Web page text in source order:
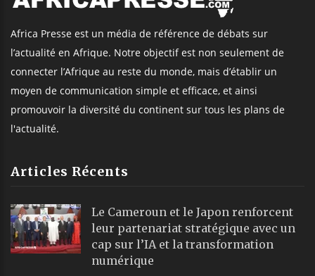
Africa Presse est un média de référence de débats sur
l’actualité en Afrique. Notre objectif est non seulement de
connecter l’Afrique au reste du monde, mais d’établir un
moyen de communication simple et efficace, et ainsi
promouvoir la diversité du continent sur tous les plans de
l'actualité.
Articles Récents
Le Cameroun et le Japon renforcent
leur partenariat stratégique avec un
cap sur l’IA et la transformation
numérique